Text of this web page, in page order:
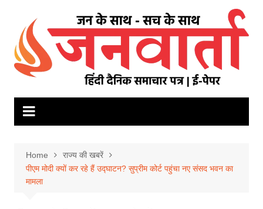
content
Home
राज्य की खबरें
पीएम मोदी क्यों कर रहे हैं उद्घाटन? सुप्रीम कोर्ट पहुंचा नए संसद भवन का
मामला